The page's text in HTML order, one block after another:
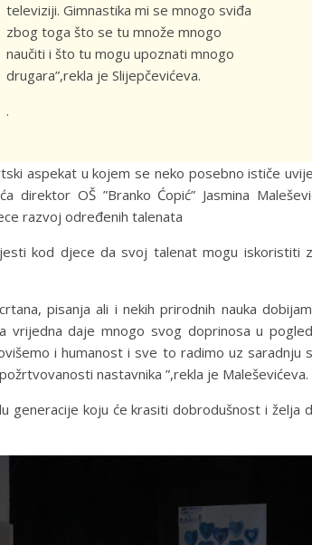
televiziji. Gimnastika mi se mnogo sviđa
zbog toga što se tu množe mnogo
naučiti i što tu mogu upoznati mnogo
drugara”,rekla je Slijepčevićeva.
.
aspekat u kojem se neko posebno ističe
OŠ ”Branko Ćopić” Jasmina
razvoj određenih talenata
kod djece da svoj talenat mogu iskoristiti
pisanja ali i nekih prirodnih nauka
vrijedna daje mnogo svog doprinosa u
i humanost i sve to radimo uz saradnju
nastavnika ”,rekla je Maleševićeva.
generacije koju će krasiti dobrodušnost i želja